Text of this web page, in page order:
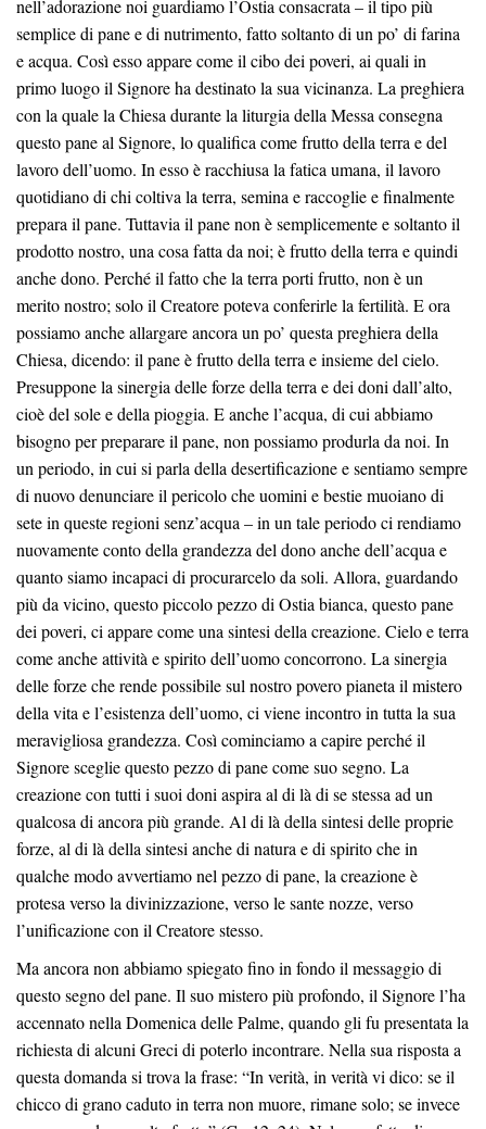
nell’adorazione noi guardiamo l’Ostia consacrata – il tipo più
semplice di pane e di nutrimento, fatto soltanto di un po’ di farina
e acqua. Così esso appare come il cibo dei poveri, ai quali in
primo luogo il Signore ha destinato la sua vicinanza. La preghiera
con la quale la Chiesa durante la liturgia della Messa consegna
questo pane al Signore, lo qualifica come frutto della terra e del
lavoro dell’uomo. In esso è racchiusa la fatica umana, il lavoro
quotidiano di chi coltiva la terra, semina e raccoglie e finalmente
prepara il pane. Tuttavia il pane non è semplicemente e soltanto il
prodotto nostro, una cosa fatta da noi; è frutto della terra e quindi
anche dono. Perché il fatto che la terra porti frutto, non è un
merito nostro; solo il Creatore poteva conferirle la fertilità. E ora
possiamo anche allargare ancora un po’ questa preghiera della
Chiesa, dicendo: il pane è frutto della terra e insieme del cielo.
Presuppone la sinergia delle forze della terra e dei doni dall’alto,
cioè del sole e della pioggia. E anche l’acqua, di cui abbiamo
bisogno per preparare il pane, non possiamo produrla da noi. In
un periodo, in cui si parla della desertificazione e sentiamo sempre
di nuovo denunciare il pericolo che uomini e bestie muoiano di
sete in queste regioni senz’acqua – in un tale periodo ci rendiamo
nuovamente conto della grandezza del dono anche dell’acqua e
quanto siamo incapaci di procurarcelo da soli. Allora, guardando
più da vicino, questo piccolo pezzo di Ostia bianca, questo pane
dei poveri, ci appare come una sintesi della creazione. Cielo e terra
come anche attività e spirito dell’uomo concorrono. La sinergia
delle forze che rende possibile sul nostro povero pianeta il mistero
della vita e l’esistenza dell’uomo, ci viene incontro in tutta la sua
meravigliosa grandezza. Così cominciamo a capire perché il
Signore sceglie questo pezzo di pane come suo segno. La
creazione con tutti i suoi doni aspira al di là di se stessa ad un
qualcosa di ancora più grande. Al di là della sintesi delle proprie
forze, al di là della sintesi anche di natura e di spirito che in
qualche modo avvertiamo nel pezzo di pane, la creazione è
protesa verso la divinizzazione, verso le sante nozze, verso
l’unificazione con il Creatore stesso.
Ma ancora non abbiamo spiegato fino in fondo il messaggio di
questo segno del pane. Il suo mistero più profondo, il Signore l’ha
accennato nella Domenica delle Palme, quando gli fu presentata la
richiesta di alcuni Greci di poterlo incontrare. Nella sua risposta a
questa domanda si trova la frase: “In verità, in verità vi dico: se il
chicco di grano caduto in terra non muore, rimane solo; se invece